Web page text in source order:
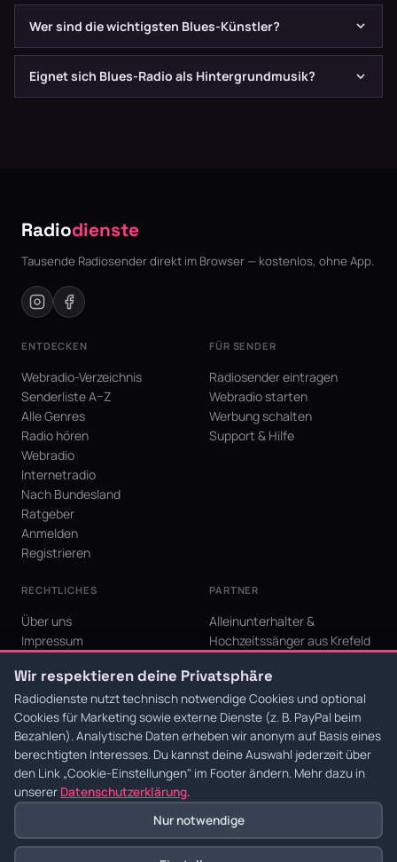
akustischem Delta Blues bis zum elektrischen Chicago-
Sound ist alles vertreten.
Ja, alle Blues-Sender auf Radiodienste sind komplett
kostenlos und ohne Registrierung nutzbar.
Wer sind die wichtigsten Blues-Künstler?
Zu den Legenden gehören Robert Johnson, B.B. King, Muddy
Waters, Howlin' Wolf, Stevie Ray Vaughan, Eric Clapton und
Eignet sich Blues-Radio als Hintergrundmusik?
Radiodienste
Tausende Radiosender direkt im Browser — kostenlos, ohne App.
ENTDECKEN
Webradio-Verzeichnis
Senderliste A–Z
Alle Genres
Radio hören
Webradio
Internetradio
Nach Bundesland
Ratgeber
Anmelden
Registrieren
FÜR SENDER
Radiosender eintragen
Webradio starten
Werbung schalten
Support & Hilfe
RECHTLICHES
Über uns
Impressum
AGB
Cookie-Einstellungen
PARTNER
Alleinunterhalter &
Hochzeitssänger aus Krefeld
Krefeld für den Niederrhein
© 2026 Radiodienste. Alle Rechte vorbehalten.·Datenschutz·AGB·
Impressum
Wir respektieren deine Privatsphäre
Radiodienste nutzt technisch notwendige Cookies und optional
Cookies für Marketing sowie externe Dienste (z. B. PayPal beim
Bezahlen). Analytische Daten erheben wir anonym auf Basis eines
berechtigten Interesses. Du kannst deine Auswahl jederzeit über
den Link „Cookie-Einstellungen" im Footer ändern. Mehr dazu in
unserer Datenschutzerklärung.
Nur notwendige